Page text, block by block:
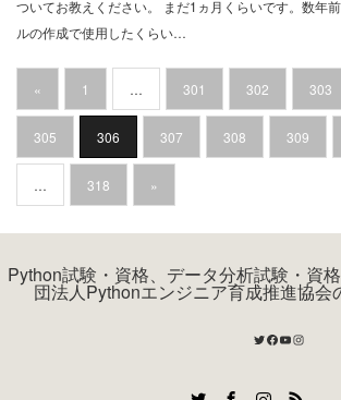
ついてお教えください。 まだ1ヵ月くらいです。数年
ルの作成で使用したくらい…
« 1 … 301 302 303
305 306 307 308 309
… 318 »
Python試験・資格、データ分析試験・資
団法人Pythonエンジニア育成推進協会
Twitter
Facebook
YouTube
Instagram
RSS